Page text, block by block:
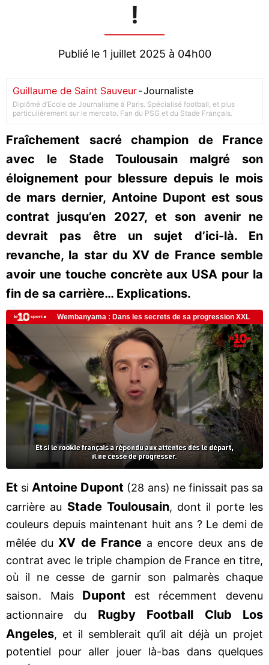
!
Publié le 1 juillet 2025 à 04h00
Guillaume de Saint Sauveur-Journaliste
Diplômé d’Ecole de Journalisme à Paris. Spécialisé football, et plus
particulièrement sur le mercato. Fan du PSG et du Stade Français.
Fraîchement sacré champion de France
avec le Stade Toulousain malgré son
éloignement pour blessure depuis le mois
de mars dernier, Antoine Dupont est sous
contrat jusqu’en 2027, et son avenir ne
devrait pas être un sujet d’ici-là. En
revanche, la star du XV de France semble
avoir une touche concrète aux USA pour la
fin de sa carrière… Explications.
Et si Antoine Dupont (28 ans) ne finissait pas sa
carrière au Stade Toulousain, dont il porte les
couleurs depuis maintenant huit ans ? Le demi de
mêlée duXV de Francea encore deux ans de
contrat avec le triple champion de France en titre,
où il ne cesse de garnir son palmarès chaque
saison. Mais Dupont est récemment devenu
actionnaire du Rugby Football Club Los
Angeles, et il semblerait qu’il ait déjà un projet
potentiel pour aller jouer là-bas dans quelques